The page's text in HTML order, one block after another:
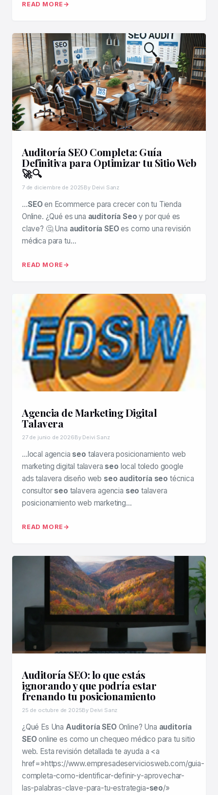
READ MORE
Auditoría SEO Completa: Guía
Definitiva para Optimizar tu Sitio Web
🚀🔍
7 de diciembre de 2025By Deivi Sanz
…SEOen Ecommerce para crecer con tu Tienda
Online. ¿Qué es una auditoría Seo y por qué es
clave? 🤔 Una auditoría SEOes como una revisión
médica para tu…
READ MORE
Agencia de Marketing Digital
Talavera
27 de junio de 2026By Deivi Sanz
…local agencia seo talavera posicionamiento web
marketing digital talavera seo local toledo google
ads talavera diseño web seo auditoría seo técnica
consultor seo talavera agencia seo talavera
posicionamiento web marketing…
READ MORE
Auditoría SEO: lo que estás
ignorando y que podría estar
frenando tu posicionamiento
25 de octubre de 2025By Deivi Sanz
¿Qué Es Una Auditoría SEOOnline? Una auditoría
SEOonline es como un chequeo médico para tu sitio
web. Esta revisión detallada te ayuda a <a
href=»https://www.empresadeserviciosweb.com/guia-
completa-como-identificar-definir-y-aprovechar-
las-palabras-clave-para-tu-estrategia-seo/»